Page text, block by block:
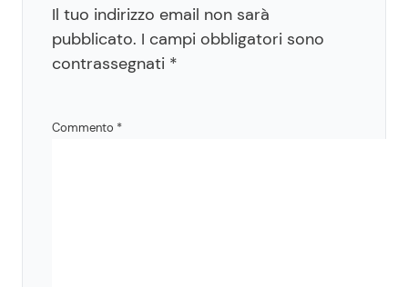
Il tuo indirizzo email non sarà
pubblicato. I campi obbligatori sono
contrassegnati *
Commento *